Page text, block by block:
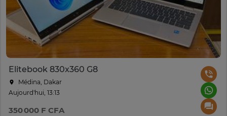
Elitebook 830x360 G8
Médina, Dakar
Aujourd'hui, 13:13
350 000 F CFA